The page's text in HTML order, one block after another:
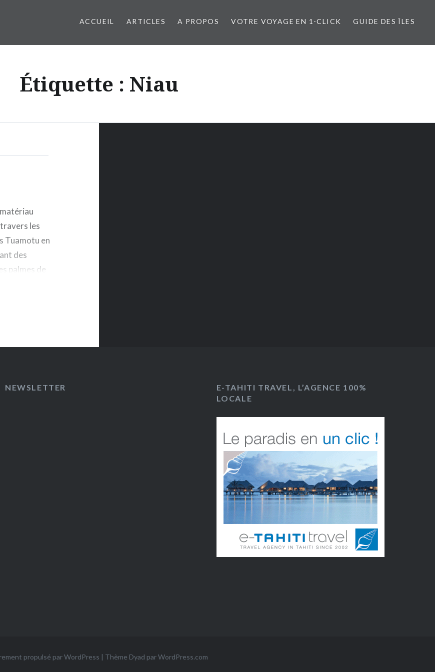
ACCUEIL ARTICLES A PROPOS VOTRE VOYAGE EN 1-CLICK GUIDE DES ÎLES
Étiquette : Niau
les
Tuamotu en
des
palmes de
NEWSLETTER
E-TAHITI TRAVEL, L’AGENCE 100%
LOCALE
propulsé par WordPress | Thème Dyad parWordPress.com